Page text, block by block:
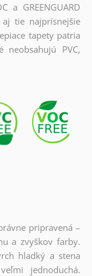
GREENGUARD
tie najprísnejšie
tapety patria
PVC,
pripravená –
a zvyškov farby.
hladký a stena
jednoduchá.